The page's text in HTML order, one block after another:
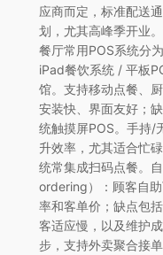
应商而定，标准配送
划，尤其高峰季开业
餐厅常用POS系统分
iPad餐饮系统 / 平板
馆。支持移动点餐、
安装快、界面友好；
统触摸屏POS。手持/
升效率，尤其适合忙
统常集成扫码点餐。
ordering）：顾客自
率和客单价；缺点包
客适应慢，以及维护
步，支持外卖聚合接